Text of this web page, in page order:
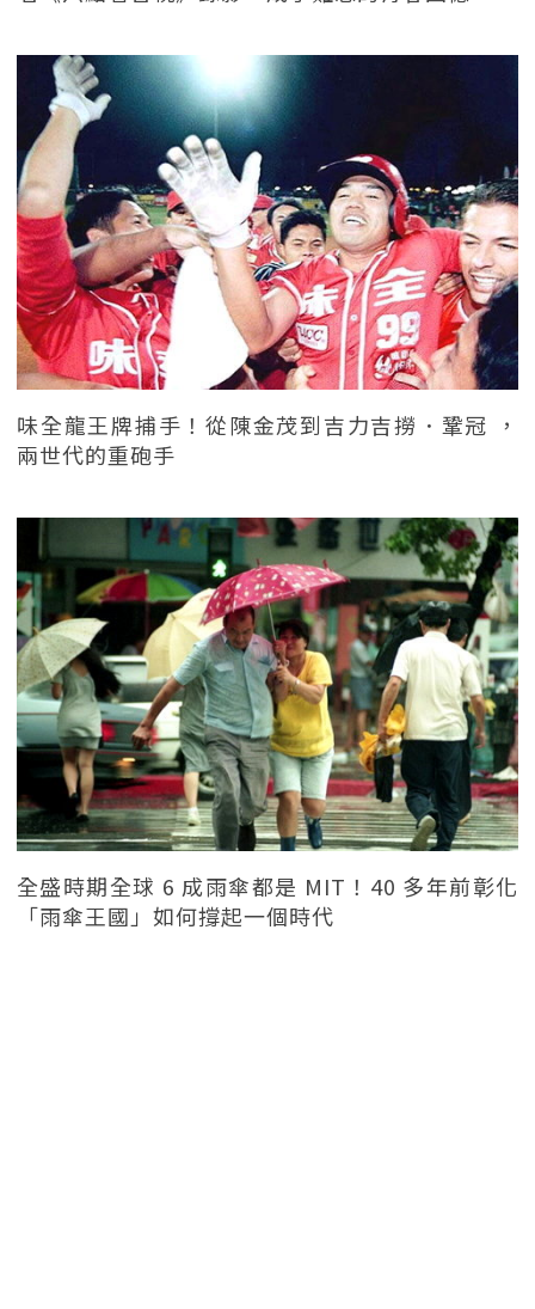
味全龍王牌捕手！從陳金茂到吉力吉撈．鞏冠 ，
兩世代的重砲手
全盛時期全球 6 成雨傘都是 MIT！40 多年前彰化
「雨傘王國」如何撐起一個時代